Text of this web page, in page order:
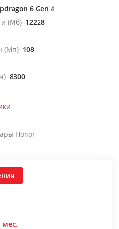
6 Gen 4
(Мб) 12228
(Мп) 108
8300
Honor
мес.